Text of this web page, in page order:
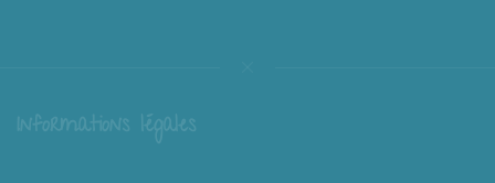
Informations légales